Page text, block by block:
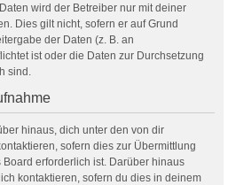
wird der Betreiber nur mit deiner
Dies gilt nicht, sofern er auf Grund
der Daten (z. B. an
ist oder die Daten zur Durchsetzung
sind.
hinaus, dich unter den von dir
sofern dies zur Übermittlung
erforderlich ist. Darüber hinaus
kontaktieren, sofern du dies in deinem